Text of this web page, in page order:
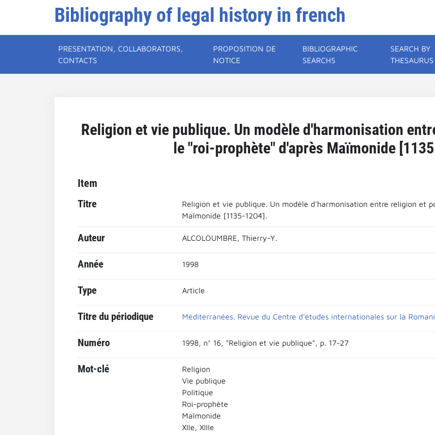
Bibliography of legal history in french
PRESENTATION, COLLABORATORS,
CONTACTS
PROPOSITION DE
NOTICE
BIBLIOGRAPHIC
SEARCHS
SEARCH BY
THESAURUS
Religion et vie publique. Un modèle d'harmonisation
le "roi-prophète" d'après Maïmonide
Item
Titre
Religion et vie publique. Un modèle d'harmonisation entre religion et
Maïmonide [1135-1204].
Auteur ALCOLOUMBRE, Thierry-Y.
Année 1998
Type Article
Titre du périodique Méditerranées. Revue du Centre d'études internationales sur la
Numéro 1998, n° 16, "Religion et vie publique", p. 17-27
Mot-clé
Religion
Vie publique
Politique
Roi-prophète
Maïmonide
XIIe, XIIIe